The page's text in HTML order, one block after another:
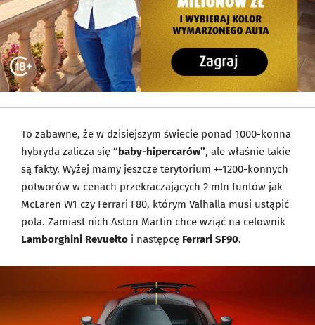
To zabawne, że w dzisiejszym świecie ponad 1000-konna
hybryda zalicza się “baby-hipercarów”, ale właśnie takie
są fakty. Wyżej mamy jeszcze terytorium +-1200-konnych
potworów w cenach przekraczających 2 mln funtów jak
McLaren W1 czy Ferrari F80, którym Valhalla musi ustąpić
pola. Zamiast nich Aston Martin chce wziąć na celownik
Lamborghini Revuelto i następcę Ferrari SF90.